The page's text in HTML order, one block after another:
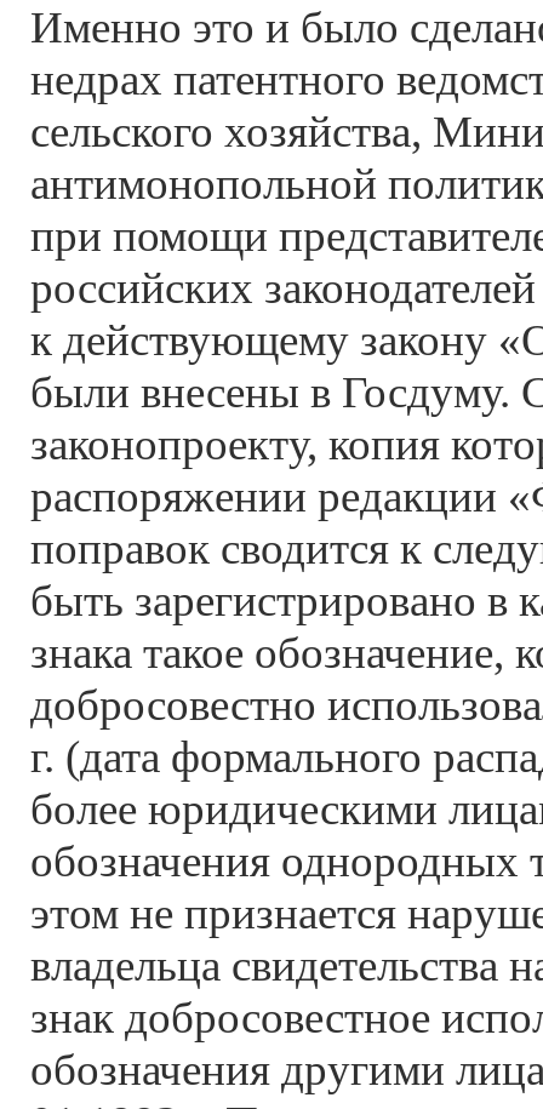
Именно это и было
недрах патентного
сельского хозяйства,
антимонопольной
при помощи
российских
к действующему закону
были внесены в Госдуму.
законопроекту, копия
распоряжении редакции
поправок сводится к
быть зарегистрировано в
знака такое обозначение,
добросовестно
г. (дата формального
более юридическими
обозначения однородных
этом не признается
владельца свидетельства
знак добросовестное
обозначения другими